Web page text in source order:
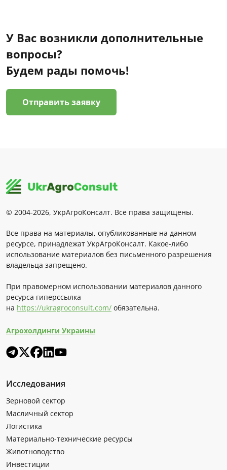
У Вас возникли дополнительные
вопросы?
Будем рады помочь!
Отправить заявку
© 2004-2026, УкрАгроКонсалт. Все права защищены.
Все права на материалы, опубликованные на данном
ресурсе, принадлежат УкрАгроКонсалт. Какое-либо
использование материалов без письменного разрешения
владельца запрещено.
При правомерном использовании материалов данного
ресурса гиперссылка
на https://ukragroconsult.com/ обязательна.
Агрохолдинги Украины
Исследования
Зерновой сектор
Масличный сектор
Логистика
Материально-технические ресурсы
Животноводство
Инвестиции